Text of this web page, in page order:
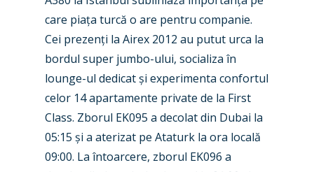
care piața turcă o are pentru companie.
Cei prezenți la Airex 2012 au putut urca la
bordul super jumbo-ului, socializa în
lounge-ul dedicat și experimenta confortul
celor 14 apartamente private de la First
Class. Zborul EK095 a decolat din Dubai la
05:15 și a aterizat pe Ataturk la ora locală
09:00. La întoarcere, zborul EK096 a
New Routes
Industry
Accidents / Incidents
Airshows
Dubai 2025
Business Jets